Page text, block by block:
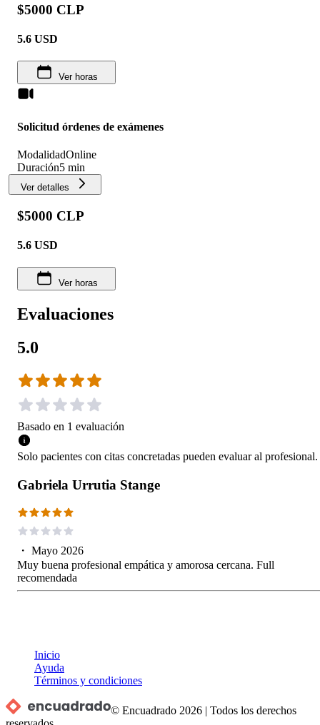
$5000 CLP
5.6 USD
Ver horas
Solicitud órdenes de exámenes
ModalidadOnline
Duración5 min
Ver detalles
$5000 CLP
5.6 USD
Ver horas
Evaluaciones
5.0
Basado en 1 evaluación
Solo pacientes con citas concretadas pueden evaluar al profesional.
Gabriela Urrutia Stange
・ Mayo 2026
Muy buena profesional empática y amorosa cercana. Full
recomendada
Inicio
Ayuda
Términos y condiciones
© Encuadrado 2026 |Todos los derechos